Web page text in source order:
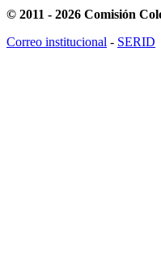
© 2011 - 2026 Comisión
Correo institucional - SERID